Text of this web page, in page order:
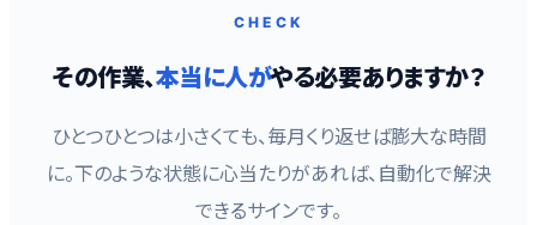
CHECK
その作業、本当に人がやる必要ありますか？
ひとつひとつは小さくても、毎月くり返せば膨大な時間
に。下のような状態に心当たりがあれば、自動化で解決
できるサインです。